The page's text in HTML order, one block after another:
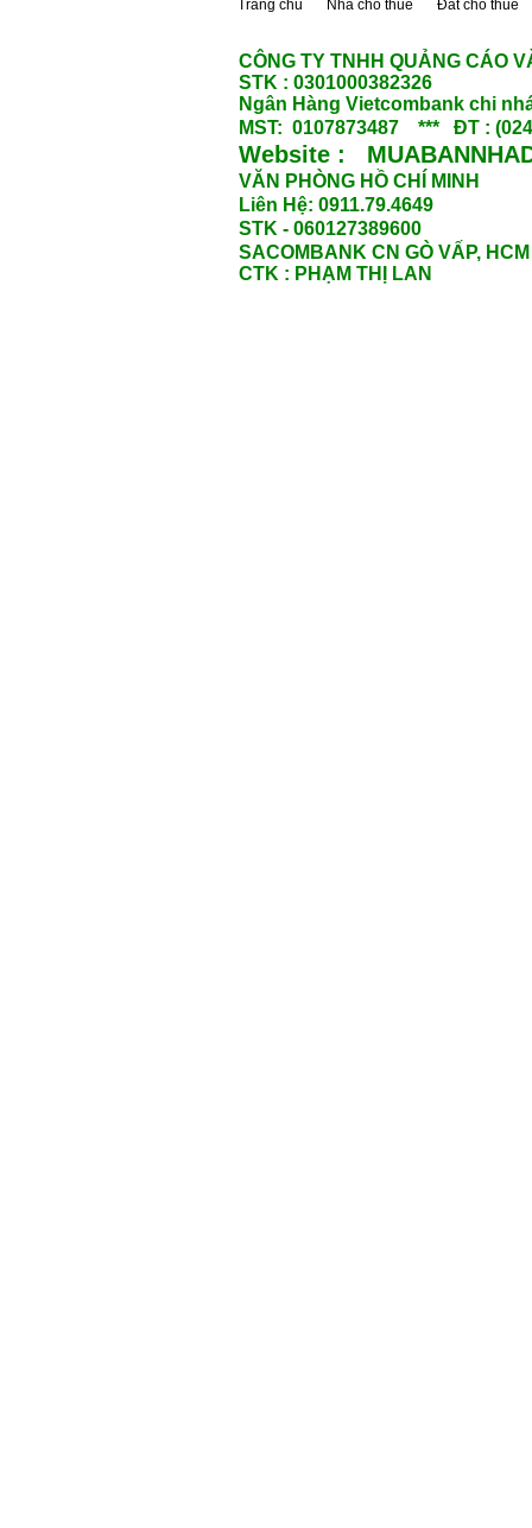
Trang chủ Nhà cho thuê Đất cho thuê
CÔNG TY TNHH QUẢNG CÁO
STK : 0301000382326
Ngân Hàng Vietcombank chi
MST: 0107873487 *** ĐT :
Website :
VĂN PHÒNG HỒ CHÍ MINH
Liên Hệ: 0911.79.4649
STK - 060127389600
SACOMBANK CN GÒ VẤP, HCM
CTK : PHẠM THỊ LAN